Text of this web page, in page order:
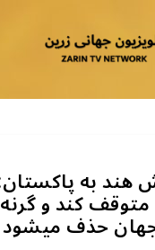
هند به
متوقف کند و
حذف میشود